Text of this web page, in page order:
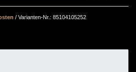
/ Varianten-Nr.: 85104105252